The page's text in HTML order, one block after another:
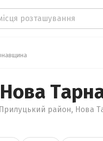
Прилуцький район, Нова